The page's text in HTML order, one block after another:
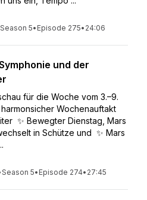
Season 5• Episode 275• 24:06
und der
für die Woche vom 3.–9.
Wochenauftakt
✨ Bewegter Dienstag, Mars
in Schütze und ✨ Mars
Season 5• Episode 274• 27:45